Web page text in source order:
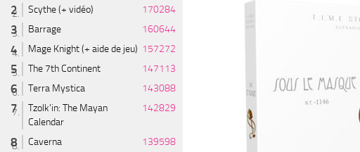
Scythe (+ vidéo)
170284
Barrage
160644
Mage Knight (+ aide de jeu) 157272
The 7th Continent
147113
Terra Mystica
143088
Tzolk'in: The Mayan
Calendar
142829
Caverna
139598